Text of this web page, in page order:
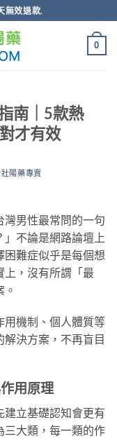
無效退款.
0
南｜5款熱
才有效
壯陽藥專賣
灣男性最常問的一句
」不論是網路論壇上
困難症似乎是每個想
上，沒有所謂「最
用機制、個人體質等
決方案，不再盲目
用原理
建立基礎認知會更有
三大類，每一類的作